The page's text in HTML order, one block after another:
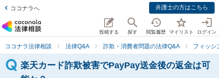
ココナラへ 弁護士の方はこちら
投稿する 探す 閲覧履歴 マイリスト ログイン
ココナラ法律相談 法律Q&A 詐欺・消費者問題の法律Q&A フィッシ
楽天カード詐欺被害でPayPay送金後の返金は可